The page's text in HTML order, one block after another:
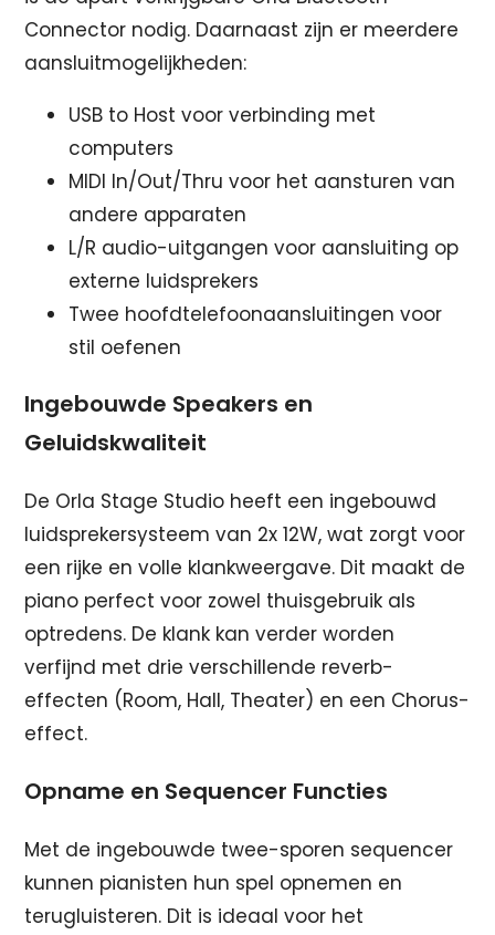
Connector nodig. Daarnaast zijn er meerdere
aansluitmogelijkheden:
USB to Host voor verbinding met
computers
MIDI In/Out/Thru voor het aansturen van
andere apparaten
L/R audio-uitgangen voor aansluiting op
externe luidsprekers
Twee hoofdtelefoonaansluitingen voor
stil oefenen
Ingebouwde Speakers en
Geluidskwaliteit
De Orla Stage Studio heeft een ingebouwd
luidsprekersysteem van 2x 12W, wat zorgt voor
een rijke en volle klankweergave. Dit maakt de
piano perfect voor zowel thuisgebruik als
optredens. De klank kan verder worden
verfijnd met drie verschillende reverb-
effecten (Room, Hall, Theater) en een Chorus-
effect.
Opname en Sequencer Functies
Met de ingebouwde twee-sporen sequencer
kunnen pianisten hun spel opnemen en
terugluisteren. Dit is ideaal voor het